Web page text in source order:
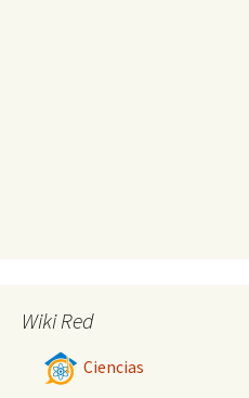
Wiki Red
Ciencias